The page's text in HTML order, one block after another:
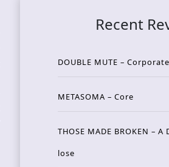
Recent
DOUBLE MUTE –
METASOMA – Core
THOSE MADE BROKEN –
lose